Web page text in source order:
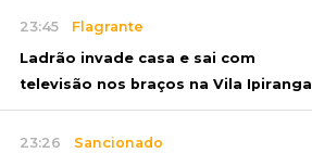
23:45 Flagrante
Ladrão invade casa e sai com
televisão nos braços na Vila Ipiranga
23:26 Sancionado